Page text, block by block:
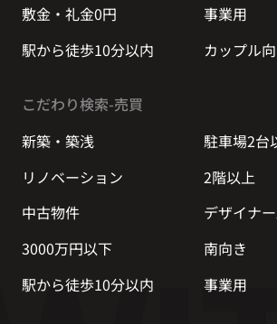
敷金・礼金0円
事業用
駅から徒歩10分以内
カップル
こだわり検索-売買
新築・築浅
駐車場2台
リノベーション
2階以上
中古物件
デザイナ
3000万円以下
南向き
駅から徒歩10分以内
事業用